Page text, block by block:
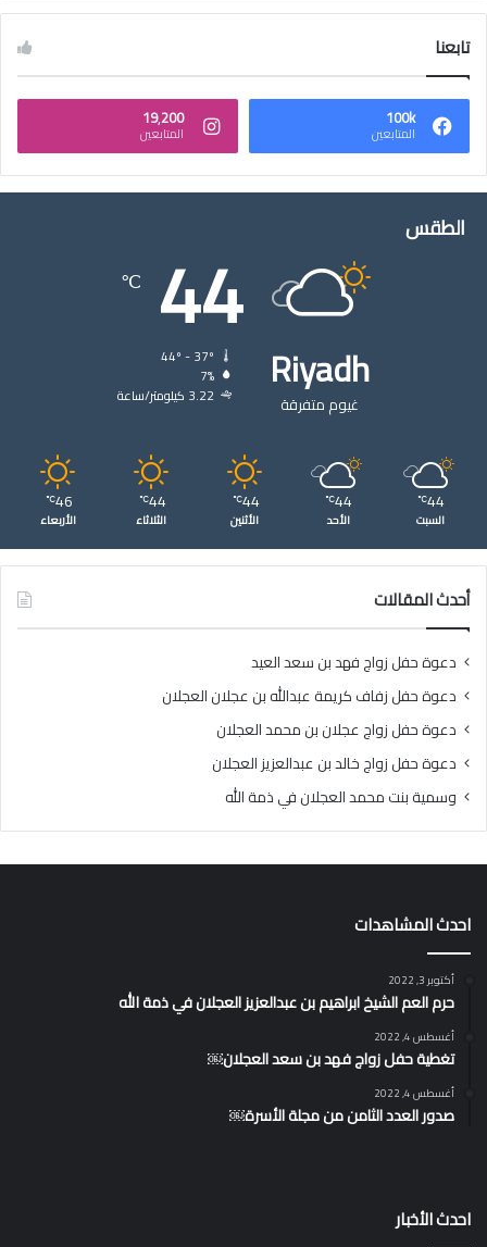
تابعنا
100k
المتابعين
19٬200
المتابعين
الطقس
Riyadh
غيوم متفرقة
44
℃
7%
3.22 كيلومتر/ساعة
44
℃
السبت
44
℃
الأحد
44
℃
الأثنين
44
℃
الثلاثاء
46
℃
الأربعاء
أحدث المقالات
دعوة حفل زواج فهد بن سعد العيد
دعوة حفل زفاف كريمة عبدالله بن عجلان العجلان
دعوة حفل زواج عجلان بن محمد العجلان
دعوة حفل زواج خالد بن عبدالعزيز العجلان
وسمية بنت محمد العجلان في ذمة الله
احدث المشاهدات
أكتوبر 3, 2022
حرم العم الشيخ ابراهيم بن عبدالعزيز العجلان في ذمة الله
أغسطس 4, 2022
تغطية حفل زواج فهد بن سعد العجلان￼
أغسطس 4, 2022
صدور العدد الثامن من مجلة الأسرة￼
احدث الأخبار